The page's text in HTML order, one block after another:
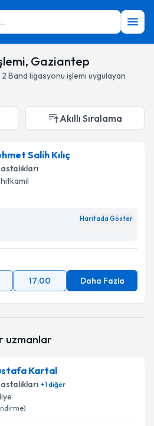
Gaziantep
2 Band ligasyonu işlemi uygulayan
Akıllı Sıralama
Salih Kılıç
Haritada Göster
17:00 Daha Fazla
uzmanlar
Kartal
+1diğer